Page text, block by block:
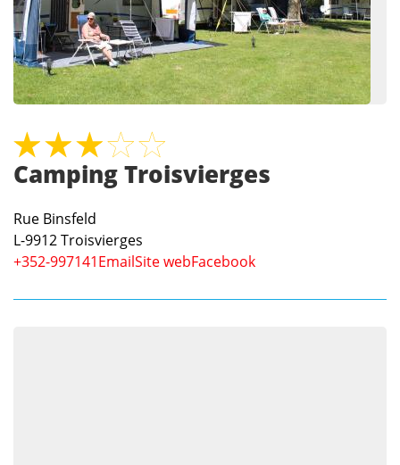
Camping Troisvierges
Rue Binsfeld
L-9912Troisvierges
+352-997141EmailSite webFacebook